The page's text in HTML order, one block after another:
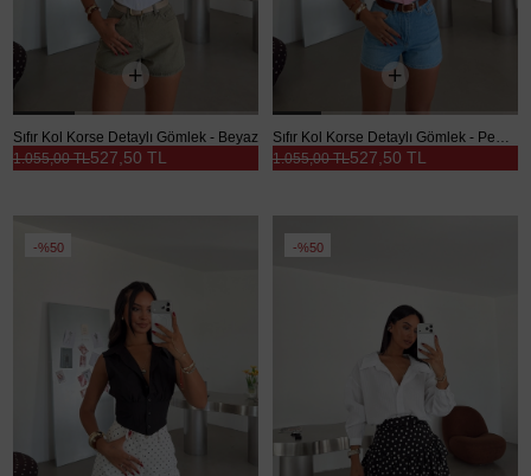
Sıfır Kol Korse Detaylı Gömlek - Beyaz
527,50 TL
1.055,00 TL
Sıfır Kol Korse Detaylı Gömlek - Pembe
527,50 TL
1.055,00 TL
%50 %50